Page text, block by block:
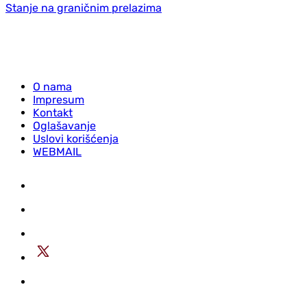
Stanje na graničnim prelazima
O nama
Impresum
Kontakt
Oglašavanje
Uslovi korišćenja
WEBMAIL